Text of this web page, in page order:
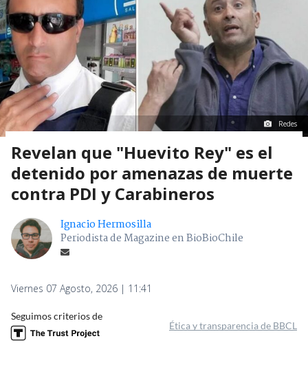
Redes
Revelan que "Huevito Rey" es el
detenido por amenazas de muerte
contra PDI y Carabineros
Ignacio Hermosilla
Periodista de Magazine en BioBioChile
Viernes 07 Agosto, 2026 | 11:41
Seguimos criterios de
Ética y transparencia de BBCL